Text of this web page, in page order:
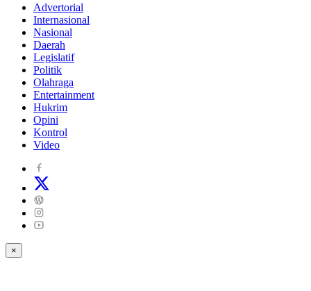
Advertorial
Internasional
Nasional
Daerah
Legislatif
Politik
Olahraga
Entertainment
Hukrim
Opini
Kontrol
Video
×